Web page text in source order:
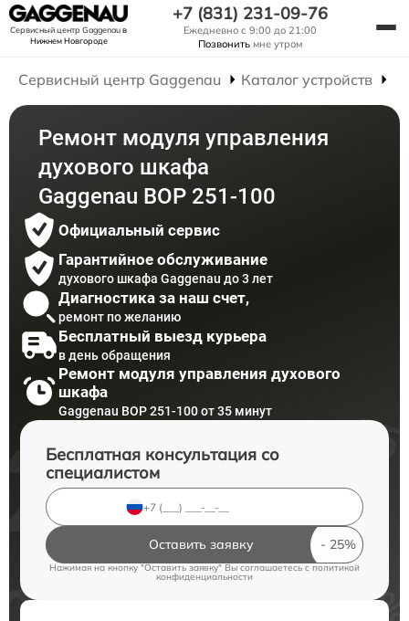
Сервисный центр Gaggenauв
Нижнем Новгороде
+7 (831) 231-09-76
Ежедневно с 9:00 до 21:00
Позвонить мне утром
Сервисный центр Gaggenau Каталог устройств
Ремонт модуля управления
духового шкафа
Gaggenau BOP 251-100
Официальный сервис
Гарантийное обслуживание
духового шкафа Gaggenau до 3 лет
Диагностика за наш счет,
ремонт по желанию
Бесплатный выезд курьера
в день обращения
Ремонт модуля управления духового
шкафа
Gaggenau BOP 251-100 от 35 минут
Бесплатная консультация со
специалистом
Оставить заявку
Нажимая на кнопку "Оставить заявку" Вы соглашаетесь cполитикой
конфиденциальности